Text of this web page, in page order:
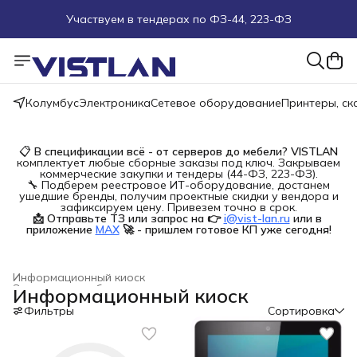
Участвуем в тендерах по ФЗ-44, 223-ФЗ
Поможем подобрать оборудование под ТЗ
Пуско-наладочные работы
Более 100 000 позиций в наличии и под заказ
КолумбусЭлектроникаСетевое оборудованиеПринтеры,
📋 В спецификации всё - от серверов до мебели? VISTLAN
комплектует любые сборные заказы под ключ. Закрываем
коммерческие закупки и тендеры (44-ФЗ, 223-ФЗ).
🔧 Подберем реестровое ИТ-оборудование, достанем
ушедшие бренды, получим проектные скидки у вендора и
зафиксируем цену. Привезем точно в срок.
📩 Отправьте ТЗ или запрос на 👉 i@vist-lan.ru или в
приложение MAX 🚀 - пришлем готовое КП уже сегодня!
Информационный киоск
Электронное оборудование для торговли
Электроника ›
Главная ›
Информационный киоск
Фильтры Сортировка